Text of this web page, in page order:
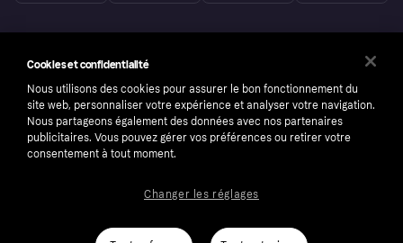
number: 556737-0431
Cookies et confidentialité
Nous utilisons des cookies pour assurer le bon fonctionnement du
site web, personnaliser votre expérience et analyser votre navigation.
Nous partageons également des données avec nos partenaires
publicitaires. Vous pouvez gérer vos préférences ou retirer votre
consentement à tout moment.
Changer les réglages